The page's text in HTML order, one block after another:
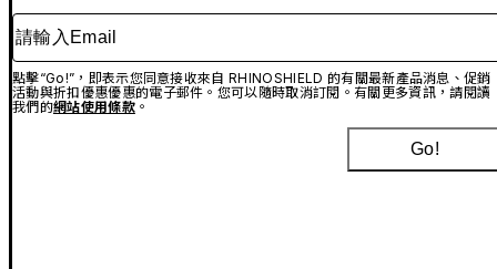
請輸入Email
點擊“Go!”，即表示您同意接收來自 RHINOSHIELD 的有關最新產品消息、促銷
活動與折扣優惠優惠的電子郵件。您可以隨時取消訂閱。有關更多資訊，請閱讀
我們的網站使用條款。
Go!